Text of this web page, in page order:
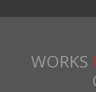
WORKS